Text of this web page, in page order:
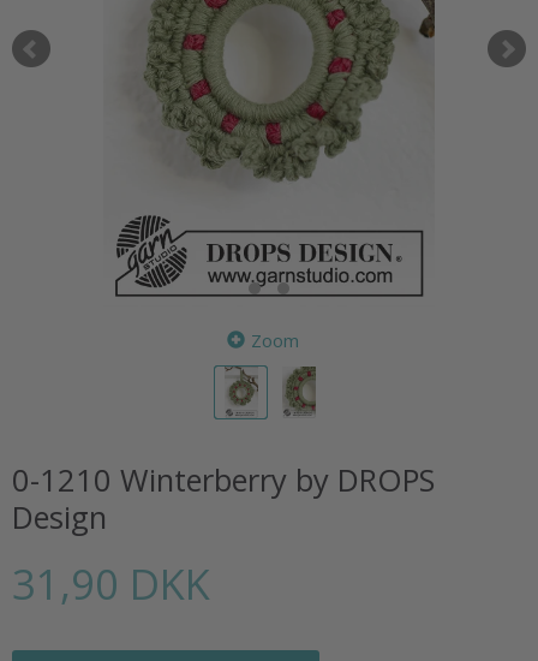
Zoom
0-1210 Winterberry by DROPS
Design
31,90 DKK